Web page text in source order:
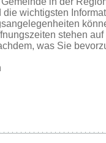
wichtigsten
stehen
was Sie